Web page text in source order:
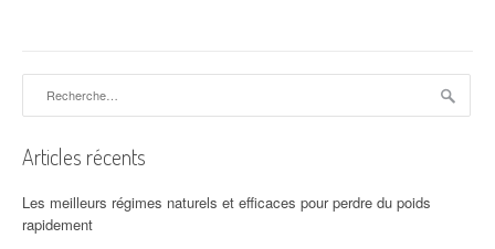
Articles récents
Les meilleurs régimes naturels et efficaces pour perdre du poids
rapidement